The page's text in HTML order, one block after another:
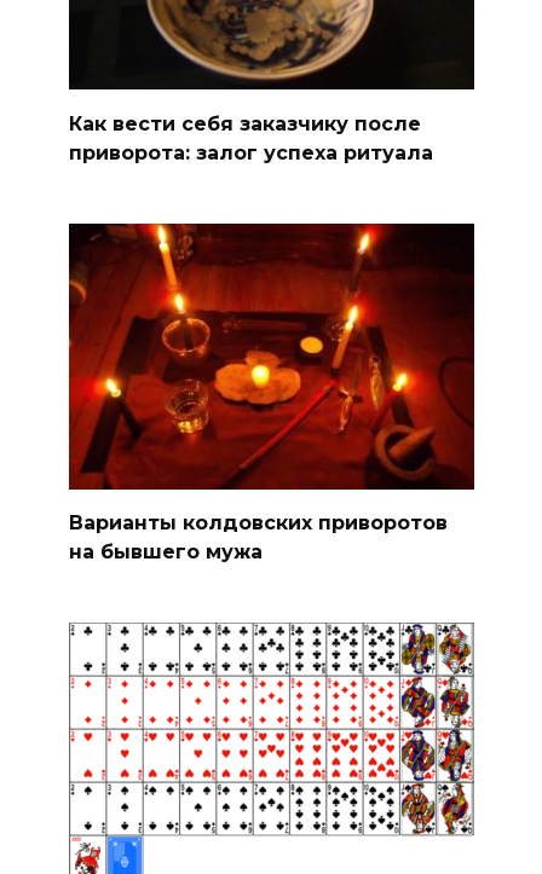
Как вести себя заказчику после
приворота: залог успеха ритуала
Варианты колдовских приворотов
на бывшего мужа